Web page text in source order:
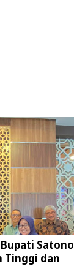
Satono
Tinggi dan